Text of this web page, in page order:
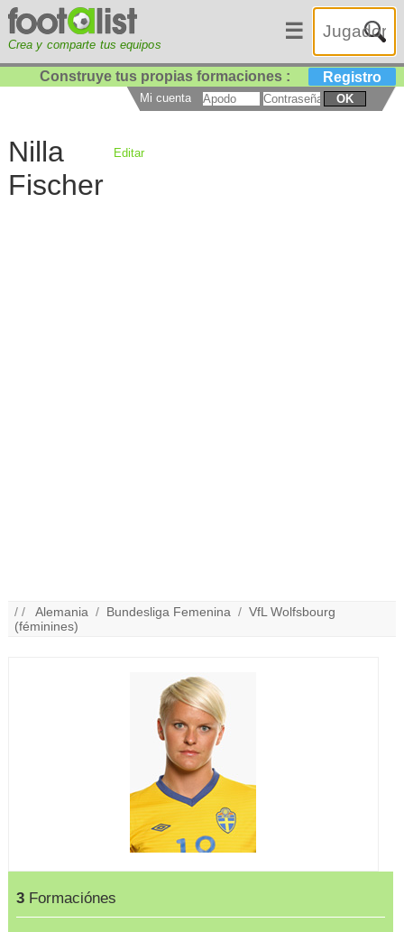
Crea y comparte tus equipos
☰
Construye tus propias formaciones : Registro
Mi cuenta OK
Nilla
Fischer
Editar
/ /Alemania / Bundesliga Femenina /VfL Wolfsbourg
(féminines)
3 Formaciónes